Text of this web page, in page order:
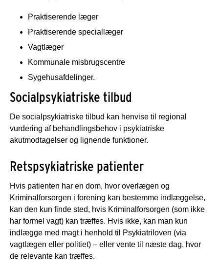
Praktiserende læger
Praktiserende speciallæger
Vagtlæger
Kommunale misbrugscentre
Sygehusafdelinger.
Socialpsykiatriske tilbud
De socialpsykiatriske tilbud kan henvise til regional
vurdering af behandlingsbehov i psykiatriske
akutmodtagelser og lignende funktioner.
Retspsykiatriske patienter
Hvis patienten har en dom, hvor overlægen og
Kriminalforsorgen i forening kan bestemme indlæggelse,
kan den kun finde sted, hvis Kriminalforsorgen (som ikke
har formel vagt) kan træffes. Hvis ikke, kan man kun
indlægge med magt i henhold til Psykiatriloven (via
vagtlægen eller politiet) – eller vente til næste dag, hvor
de relevante kan træffes.